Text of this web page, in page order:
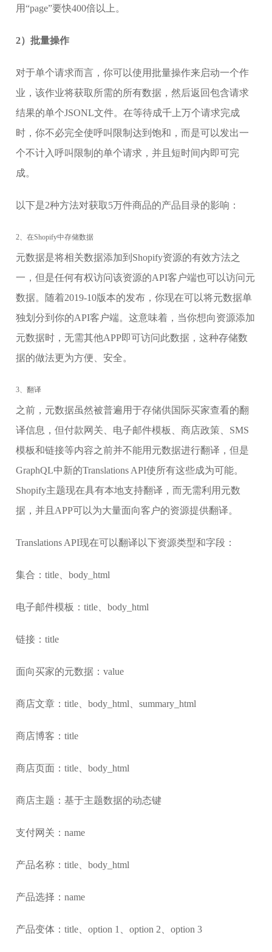
用“page”要快400倍以上。
2）批量操作
对于单个请求而言，你可以使用批量操作来启动一个作
业，该作业将获取所需的所有数据，然后返回包含请求
结果的单个JSONL文件。在等待成千上万个请求完成
时，你不必完全使呼叫限制达到饱和，而是可以发出一
个不计入呼叫限制的单个请求，并且短时间内即可完
成。
以下是2种方法对获取5万件商品的产品目录的影响：
2、在Shopify中存储数据
元数据是将相关数据添加到Shopify资源的有效方法之
一，但是任何有权访问该资源的API客户端也可以访问元
数据。随着2019-10版本的发布，你现在可以将元数据单
独划分到你的API客户端。这意味着，当你想向资源添加
元数据时，无需其他APP即可访问此数据，这种存储数
据的做法更为方便、安全。
3、翻译
之前，元数据虽然被普遍用于存储供国际买家查看的翻
译信息，但付款网关、电子邮件模板、商店政策、SMS
模板和链接等内容之前并不能用元数据进行翻译，但是
GraphQL中新的Translations API使所有这些成为可能。
Shopify主题现在具有本地支持翻译，而无需利用元数
据，并且APP可以为大量面向客户的资源提供翻译。
Translations API现在可以翻译以下资源类型和字段：
集合：title、body_html
电子邮件模板：title、body_html
链接：title
面向买家的元数据：value
商店文章：title、body_html、summary_html
商店博客：title
商店页面：title、body_html
商店主题：基于主题数据的动态键
支付网关：name
产品名称：title、body_html
产品选择：name
产品变体：title、option 1、option 2、option 3